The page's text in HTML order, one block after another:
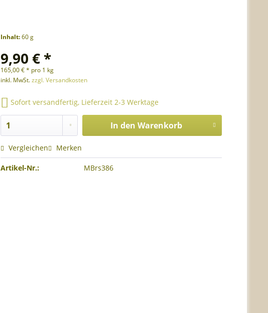
Inhalt:60 g
9,90 € *
165,00 € * pro 1 kg
inkl. MwSt.zzgl. Versandkosten
Sofort versandfertig, Lieferzeit 2-3 Werktage
In den Warenkorb
Vergleichen Merken
Artikel-Nr.: MBrs386